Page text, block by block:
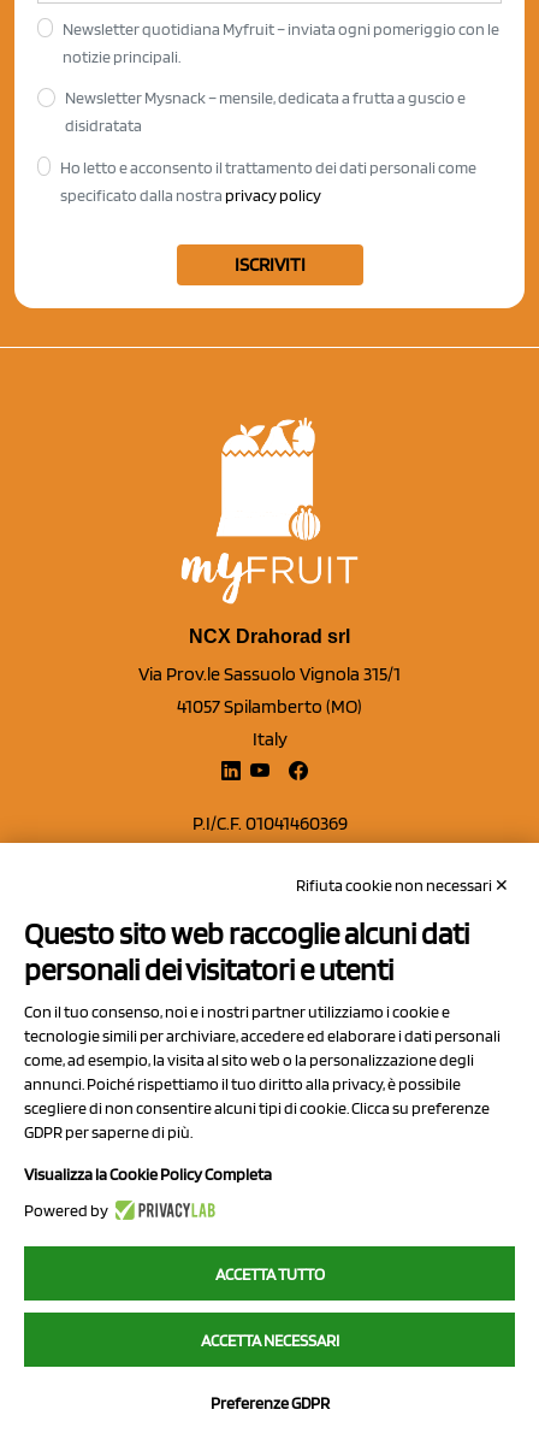
Newsletter quotidiana Myfruit – inviata ogni pomeriggio con le
notizie principali.
Newsletter Mysnack – mensile, dedicata a frutta a guscio e
disidratata
Ho letto e acconsento il trattamento dei dati personali come
specificato dalla nostra privacy policy
ISCRIVITI
NCX Drahorad srl
Via Prov.le Sassuolo Vignola 315/1
41057 Spilamberto (MO)
Italy
P.I/C.F. 01041460369
Capitale sociale Euro 50.000,00 i.v.
Contatti
Privacy Policy
Cookie Policy
Chi Siamo
2023 NCX Drahorad srl - All rights reserved
myfruit.it è parte del network diNCX DRAHORAD
NCX Drahorad - Via Provinciale Vignola-Sassuolo 315/1 - 41057
Rifiuta cookie non necessari ✕
Questo sito web raccoglie alcuni dati
personali dei visitatori e utenti
Con il tuo consenso, noi e i nostri partner utilizziamo i cookie e
tecnologie simili per archiviare, accedere ed elaborare i dati personali
come, ad esempio, la visita al sito web o la personalizzazione degli
annunci. Poiché rispettiamo il tuo diritto alla privacy, è possibile
scegliere di non consentire alcuni tipi di cookie. Clicca su preferenze
GDPR per saperne di più.
Visualizza la Cookie Policy Completa
Powered by
ACCETTA TUTTO
ACCETTA NECESSARI
Preferenze GDPR